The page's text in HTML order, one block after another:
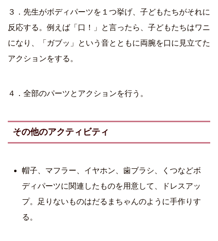
３．先生がボディパーツを１つ挙げ、子どもたちがそれに
反応する。例えば「口！」と言ったら、子どもたちはワニ
になり、「ガブッ」という音とともに両腕を口に見立てた
アクションをする。
４．全部のパーツとアクションを行う。
その他のアクティビティ
帽子、マフラー、イヤホン、歯ブラシ、くつなどボ
ディパーツに関連したものを用意して、ドレスアッ
プ。足りないものはだるまちゃんのように手作りす
る。